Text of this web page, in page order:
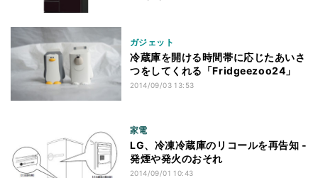
ガジェット
冷蔵庫を開ける時間帯に応じたあいさ
つをしてくれる「Fridgeezoo24」
2014/09/03 13:53
家電
LG、冷凍冷蔵庫のリコールを再告知 -
発煙や発火のおそれ
2014/09/01 10:43